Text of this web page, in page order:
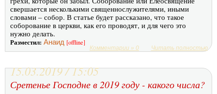
свершается несколькими священнослужителями, иными
словами – собор. В статье будет рассказано, что такое
соборование в церкви, как его проводят, и для чего это
нужно делать.
Разместил: Анаид [offline]
Комментарии » 0 Читать полностью
15.03.2019 / 15:05
Сретенье Господне в 2019 году - какого числа?